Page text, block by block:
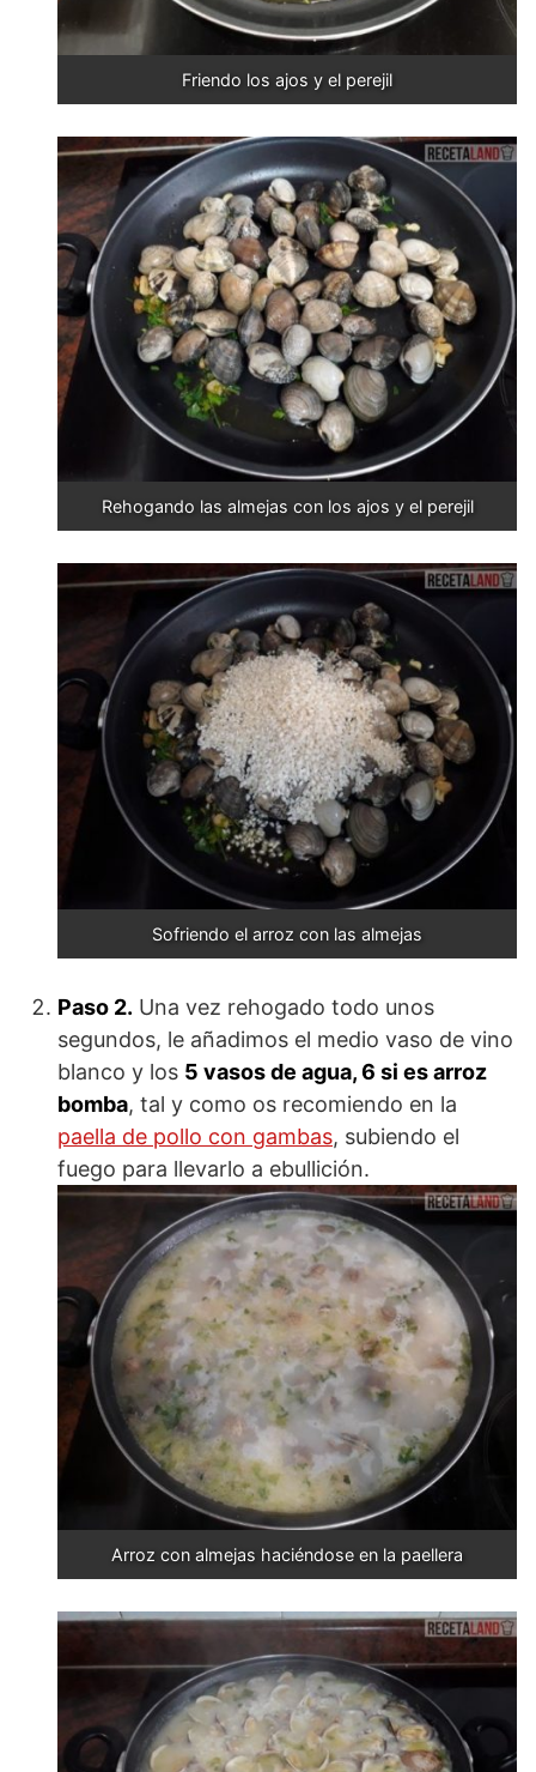
Friendo los ajos y el perejil
Rehogando las almejas con los ajos y el perejil
Sofriendo el arroz con las almejas
Paso 2. Una vez rehogado todo unos
segundos, le añadimos el medio vaso de vino
blanco y los 5 vasos de agua, 6 si es arroz
bomba, tal y como os recomiendo en la
paella de pollo con gambas, subiendo el
fuego para llevarlo a ebullición.
Arroz con almejas haciéndose en la paellera